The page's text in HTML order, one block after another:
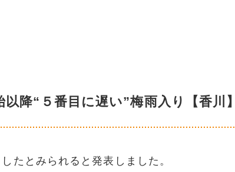
降“５番目に遅い”梅雨入り【香川】
たとみられると発表しました。